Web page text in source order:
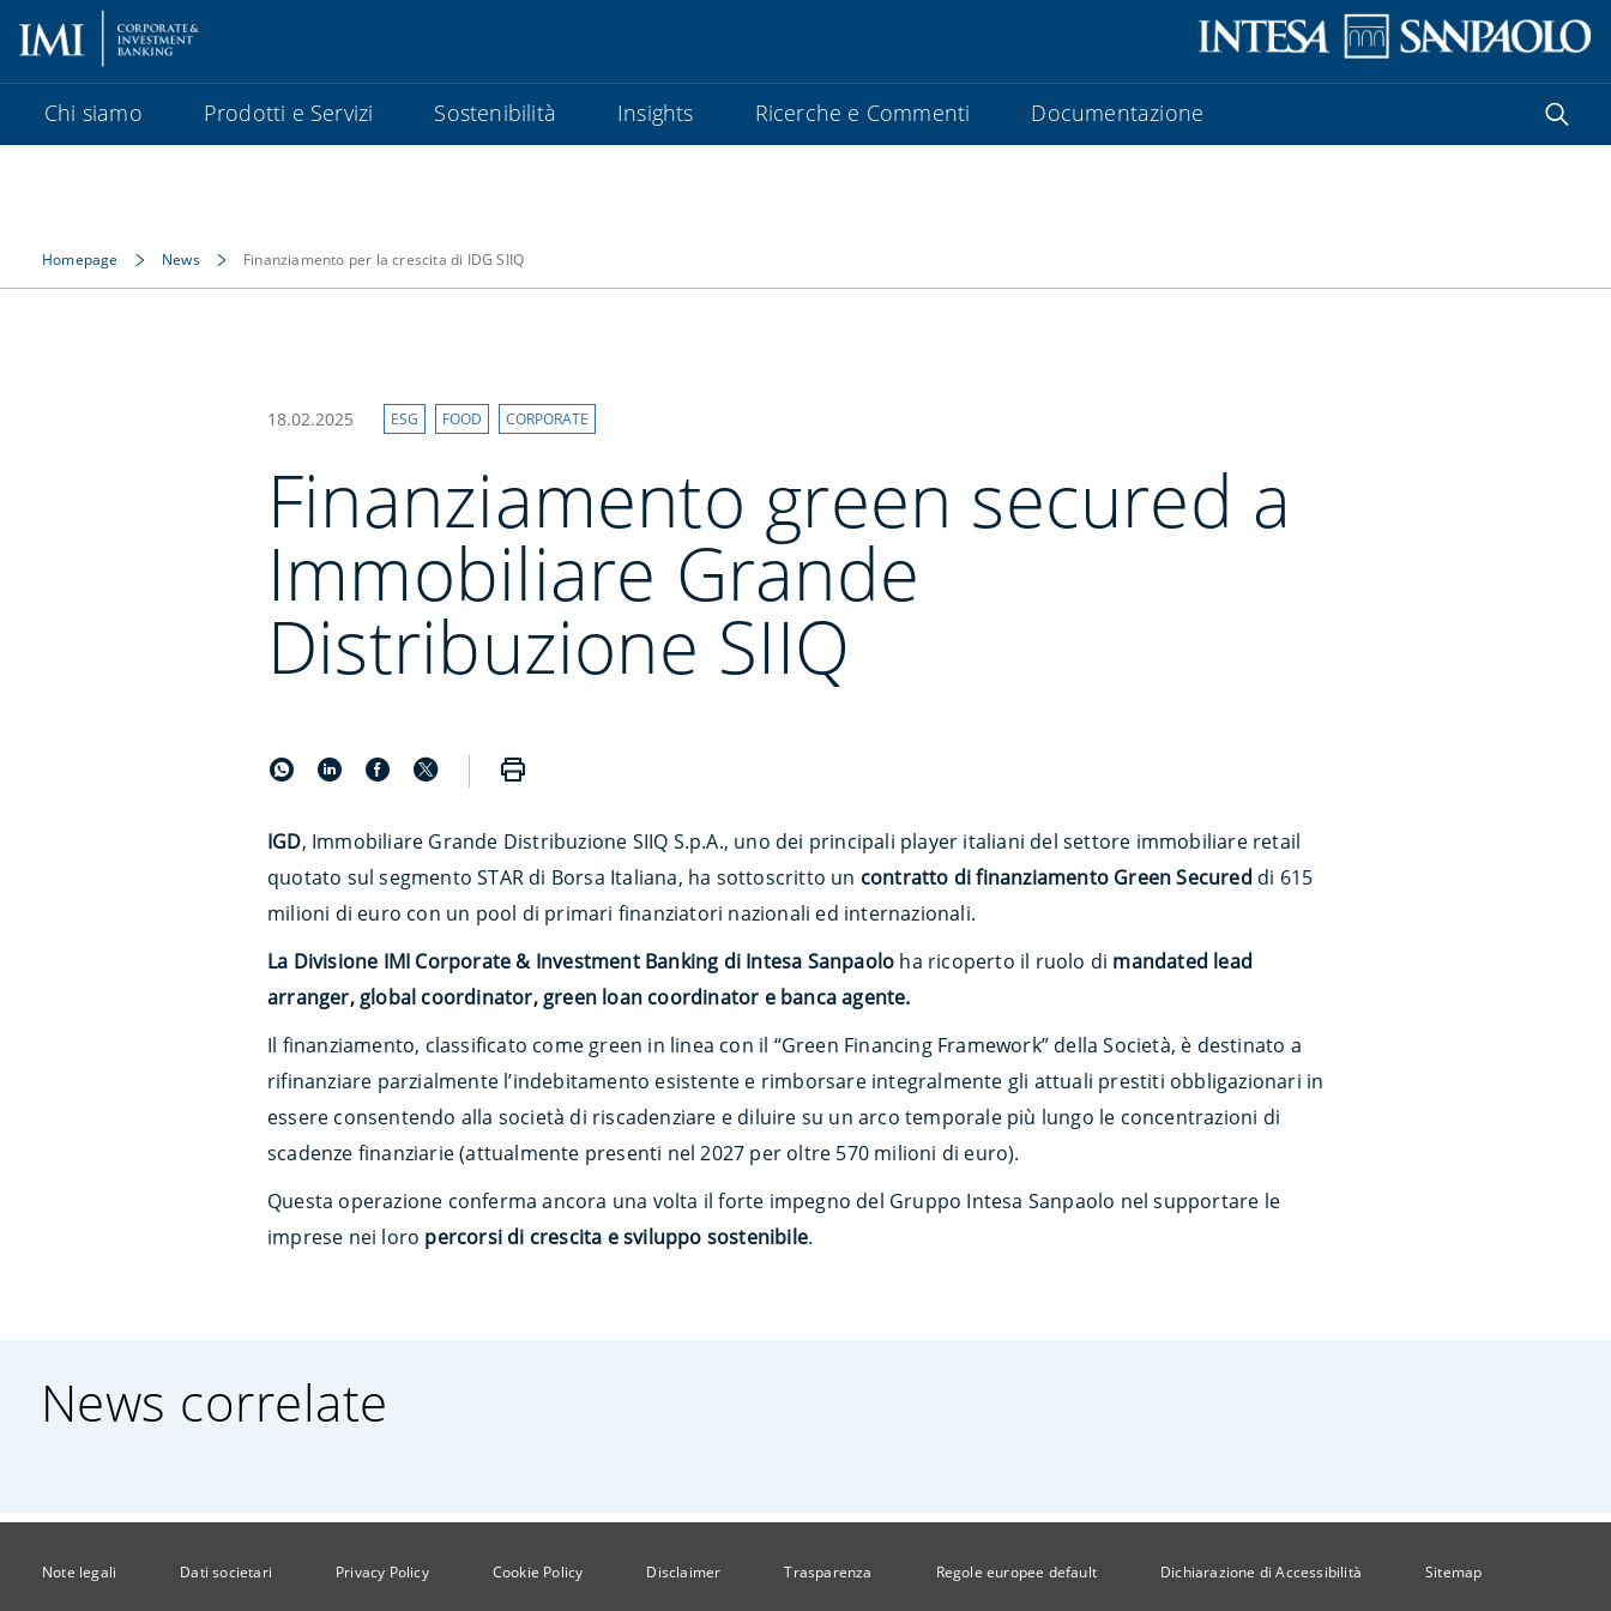
Chi siamo Prodotti e Servizi Sostenibilità Insights Ricerche e Commenti Documentazione
Homepage News Finanziamento per la crescita di IDG SIIQ
18.02.2025 ESG FOOD CORPORATE
Finanziamento green secured a
Immobiliare Grande
Distribuzione SIIQ
IGD, Immobiliare Grande Distribuzione SIIQ S.p.A., uno dei principali player italiani del settore immobiliare retail
quotato sul segmento STAR di Borsa Italiana, ha sottoscritto un contratto di finanziamento Green Secured di 615
milioni di euro con un pool di primari finanziatori nazionali ed internazionali.
La Divisione IMI Corporate & Investment Banking di Intesa Sanpaolo ha ricoperto il ruolo di mandated lead
arranger, global coordinator, green loan coordinator e banca agente.
Il finanziamento, classificato come green in linea con il “Green Financing Framework” della Società, è destinato a
rifinanziare parzialmente l’indebitamento esistente e rimborsare integralmente gli attuali prestiti obbligazionari in
essere consentendo alla società di riscadenziare e diluire su un arco temporale più lungo le concentrazioni di
scadenze finanziarie (attualmente presenti nel 2027 per oltre 570 milioni di euro).
Questa operazione conferma ancora una volta il forte impegno del Gruppo Intesa Sanpaolo nel supportare le
imprese nei loro percorsi di crescita e sviluppo sostenibile.
News correlate
Note legali Dati societari Privacy Policy Cookie Policy Disclaimer Trasparenza Regole europee default Dichiarazione di Accessibilità Sitemap